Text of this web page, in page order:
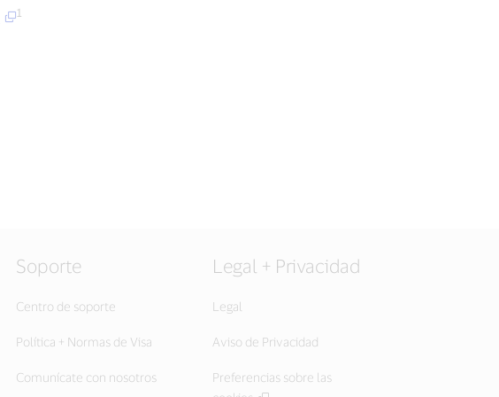
1
Soporte
Centro de soporte
Política + Normas de Visa
Comunícate con nosotros
Legal + Privacidad
Legal
Aviso de Privacidad
Preferencias sobre las